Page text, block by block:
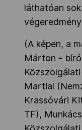
láthatóan
(A képen, a
Márton -
Martial
Krassóvári
TF),